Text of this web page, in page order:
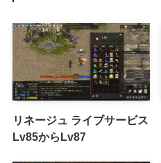
リネージュ ライブサービス
Lv85からLv87